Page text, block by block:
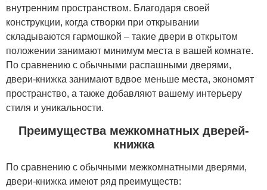
внутренним пространством. Благодаря своей
конструкции, когда створки при открывании
складываются гармошкой – такие двери в открытом
положении занимают минимум места в вашей комнате.
По сравнению с обычными распашными дверями,
двери-книжка занимают вдвое меньше места, экономят
пространство, а также добавляют вашему интерьеру
стиля и уникальности.
Преимущества межкомнатных дверей-
книжка
По сравнению с обычными межкомнатными дверями,
двери-книжка имеют ряд преимуществ: